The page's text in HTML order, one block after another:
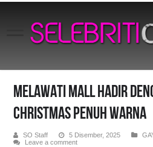
MELAWATI MALL HADIR
CHRISTMAS PENUH WARNA
SO Staff 5 Disember, 2025
Leave a comment